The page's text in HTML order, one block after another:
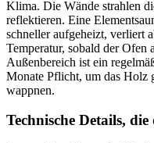
Klima. Die Wände strahlen
reflektieren. Eine
schneller aufgeheizt, verliert
Temperatur, sobald der
Außenbereich ist ein
Monate Pflicht, um das Holz
wappnen.
Technische Details,